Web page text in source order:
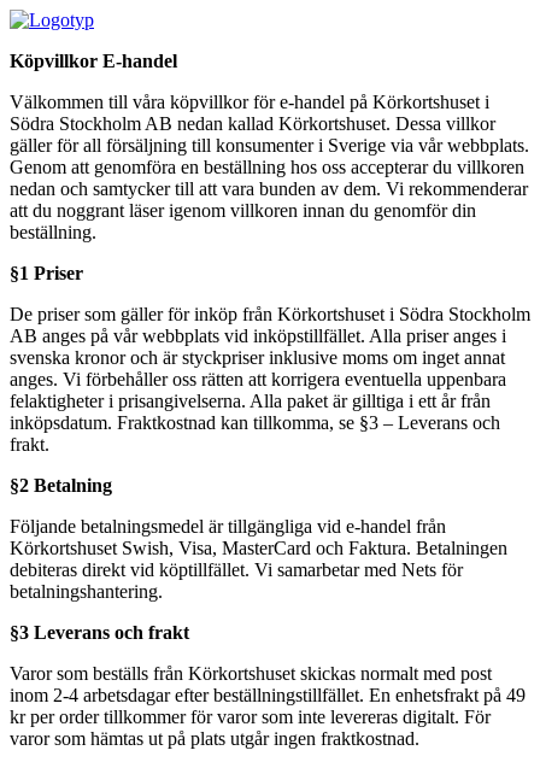
Köpvillkor E-handel
Välkommen till våra köpvillkor för e-handel på Körkortshuset i
Södra Stockholm AB nedan kallad Körkortshuset. Dessa villkor
gäller för all försäljning till konsumenter i Sverige via vår webbplats.
Genom att genomföra en beställning hos oss accepterar du villkoren
nedan och samtycker till att vara bunden av dem. Vi rekommenderar
att du noggrant läser igenom villkoren innan du genomför din
beställning.
§1 Priser
De priser som gäller för inköp från Körkortshuset i Södra Stockholm
AB anges på vår webbplats vid inköpstillfället. Alla priser anges i
svenska kronor och är styckpriser inklusive moms om inget annat
anges. Vi förbehåller oss rätten att korrigera eventuella uppenbara
felaktigheter i prisangivelserna. Alla paket är gilltiga i ett år från
inköpsdatum. Fraktkostnad kan tillkomma, se §3 – Leverans och
frakt.
§2 Betalning
Följande betalningsmedel är tillgängliga vid e-handel från
Körkortshuset Swish, Visa, MasterCard och Faktura. Betalningen
debiteras direkt vid köptillfället. Vi samarbetar med Nets för
betalningshantering.
§3 Leverans och frakt
Varor som beställs från Körkortshuset skickas normalt med post
inom 2-4 arbetsdagar efter beställningstillfället. En enhetsfrakt på 49
kr per order tillkommer för varor som inte levereras digitalt. För
varor som hämtas ut på plats utgår ingen fraktkostnad.